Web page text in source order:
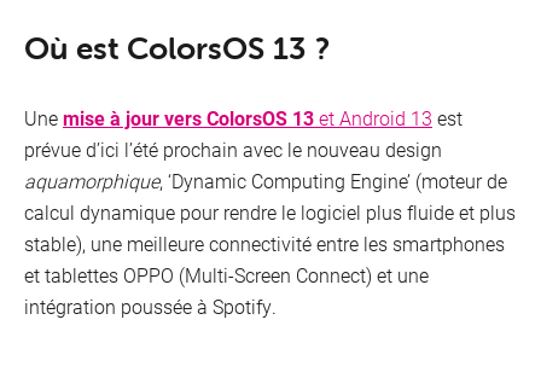
Où est ColorsOS 13 ?
Unemise à jour vers ColorsOS 13et Android 13 est
prévue d’ici l’été prochain avec le nouveau design
aquamorphique, ‘Dynamic Computing Engine’ (moteur de
calcul dynamique pour rendre le logiciel plus fluide et plus
stable), une meilleure connectivité entre les smartphones
et tablettes OPPO (Multi-Screen Connect) et une
intégration poussée à Spotify.